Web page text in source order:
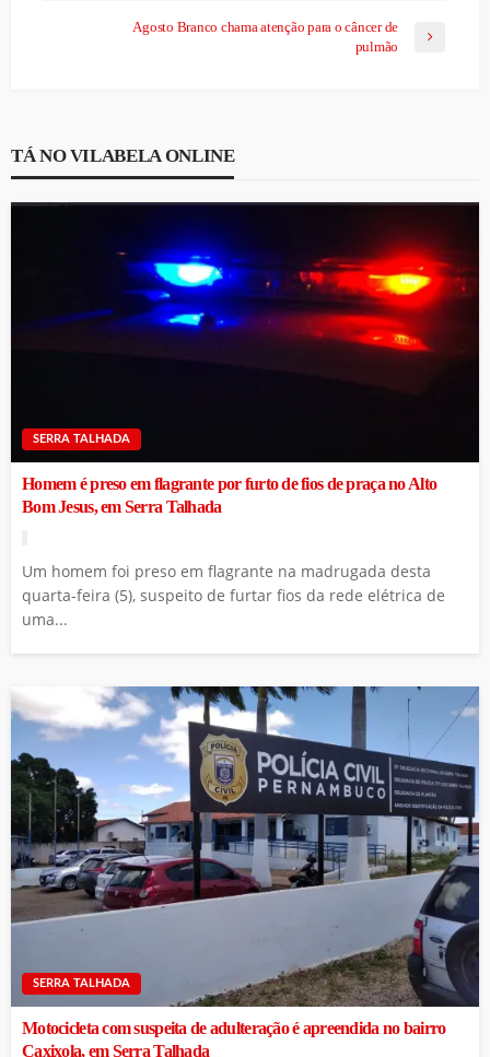
Agosto Branco chama atenção para o câncer de
pulmão
TÁ NO VILABELA ONLINE
SERRA TALHADA
Homem é preso em flagrante por furto de fios de praça no Alto
Bom Jesus, em Serra Talhada
Um homem foi preso em flagrante na madrugada desta
quarta-feira (5), suspeito de furtar fios da rede elétrica de
uma...
SERRA TALHADA
Motocicleta com suspeita de adulteração é apreendida no bairro
Caxixola, em Serra Talhada